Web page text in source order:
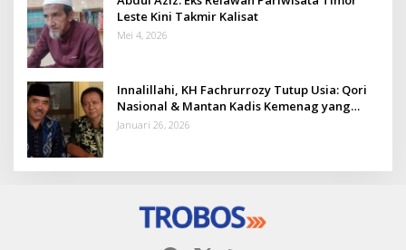
Leste Kini Takmir Kalisat
Mei 4, 2026
Innalillahi, KH Fachrurrozy Tutup Usia: Qori
Nasional & Mantan Kadis Kemenag yang
Penuh Teladan
Januari 26, 2026